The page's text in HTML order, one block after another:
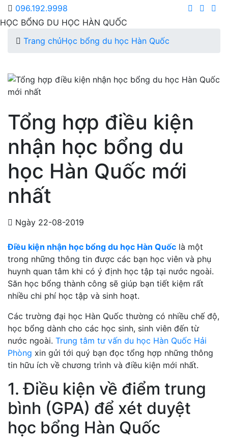
096.192.9998
HỌC BỔNG DU HỌC HÀN QUỐC
Trang chủHọc bổng du học Hàn Quốc
Tổng hợp điều kiện
nhận học bổng du
học Hàn Quốc mới
nhất
Ngày 22-08-2019
Điều kiện nhận học bổng du học Hàn Quốc là một
trong những thông tin được các bạn học viên và phụ
huynh quan tâm khi có ý định học tập tại nước ngoài.
Săn học bổng thành công sẽ giúp bạn tiết kiệm rất
nhiều chi phí học tập và sinh hoạt.
Các trường đại học Hàn Quốc thường có nhiều chế độ,
học bổng dành cho các học sinh, sinh viên đến từ
nước ngoài. Trung tâm tư vấn du học Hàn Quốc Hải
Phòng xin gửi tới quý bạn đọc tổng hợp những thông
tin hữu ích về chương trình và điều kiện mới nhất.
1. Điều kiện về điểm trung
bình (GPA) để xét duyệt
học bổng Hàn Quốc